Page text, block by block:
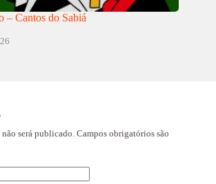
– Cantos do Sabiá
será publicado. Campos obrigatórios são